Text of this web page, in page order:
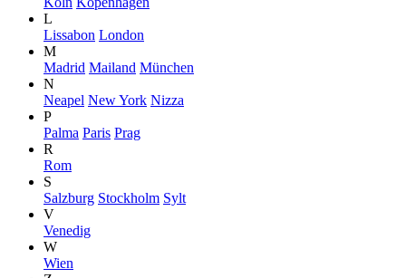
L
Lissabon London
M
Madrid Mailand München
N
Neapel New York Nizza
P
Palma Paris Prag
R
Rom
S
Salzburg Stockholm Sylt
V
Venedig
W
Wien